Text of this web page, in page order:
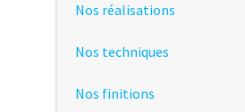
Nos réalisations
Nos techniques
Nos finitions